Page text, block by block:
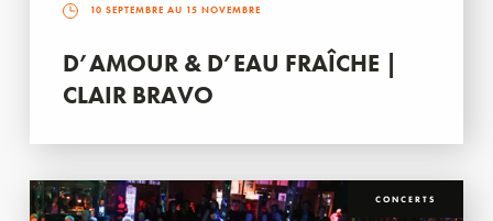
10 SEPTEMBRE AU 15 NOVEMBRE
D’AMOUR & D’EAU FRAÎCHE |
CLAIR BRAVO
CONCERTS